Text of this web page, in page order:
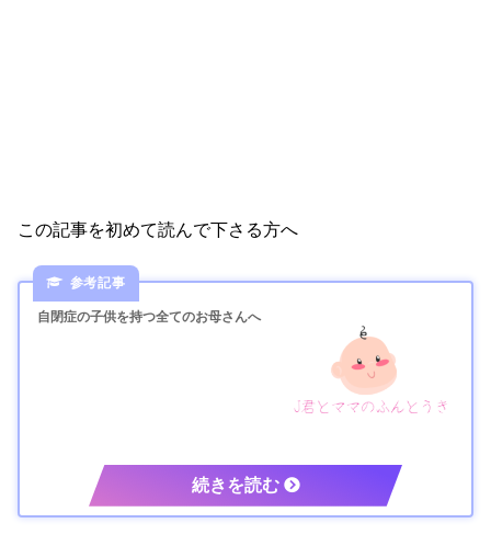
この記事を初めて読んで下さる方へ
自閉症の子供を持つ全てのお母さんへ